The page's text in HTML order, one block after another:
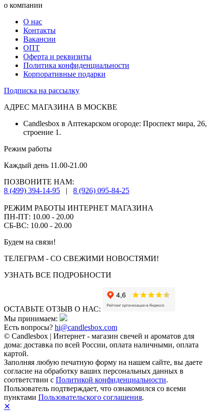
о компании
О нас
Контакты
Вакансии
ОПТ
Оферта и реквизиты
Политика конфиденциальности
Корпоративные подарки
Подписка на рассылку
АДРЕС МАГАЗИНА В МОСКВЕ
Candlesbox в Аптекарском огороде: Проспект мира, 26,
строение 1.
Режим работы
Каждый день 11.00-21.00
ПОЗВОНИТЕ НАМ:
8 (499) 394-14-95
| 8 (926) 095-84-25
РЕЖИМ РАБОТЫ ИНТЕРНЕТ МАГАЗИНА
ПН-ПТ: 10.00 - 20.00
СБ-ВС: 10.00 - 20.00
Будем на связи!
ТЕЛЕГРАМ - СО СВЕЖИМИ НОВОСТЯМИ!
УЗНАТЬ ВСЕ ПОДРОБНОСТИ
ОСТАВЬТЕ ОТЗЫВ О НАС:
Мы принимаем:
Есть вопросы? hi@candlesbox.com
© Candlesbox | Интернет - магазин свечей и ароматов для
дома: доставка по всей России, оплата наличными, оплата
картой.
Заполняя любую печатную форму на нашем сайте, вы даете
согласие на обработку ваших персональных данных в
соответствии с Политикой конфиденциальности.
Пользователь подтверждает, что ознакомился со всеми
пунктами Пользовательского соглашения.
✕